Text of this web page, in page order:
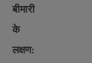
बीमारी
के
लक्षण: